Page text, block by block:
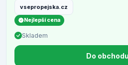
vsepropejska.cz
Nejlepší cena
Skladem
Do obchodu